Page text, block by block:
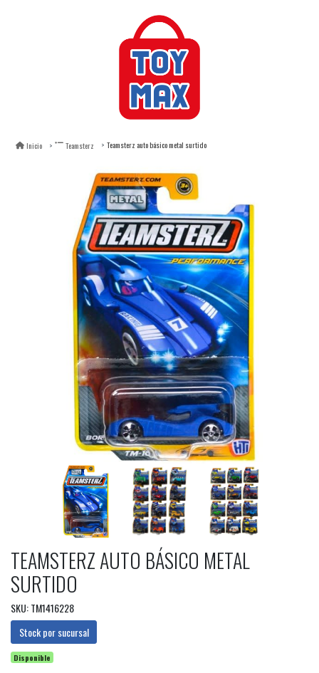
Inicio Teamsterz Teamsterz auto básico metal surtido
TEAMSTERZ AUTO BÁSICO METAL
SURTIDO
SKU: TM1416228
Stock por sucursal
Disponible